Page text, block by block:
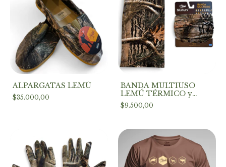
ALPARGATAS LEMÚ
$35.000,00
BANDA MULTIUSO
LEMÚ TÉRMICO y
protección UV
$9.500,00